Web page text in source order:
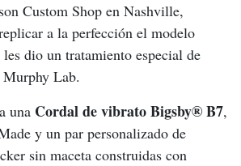
Custom Shop en Nashville,
a la perfección el modelo
dio un tratamiento especial de
Lab.
una Cordal de vibrato Bigsby® B7,
y un par personalizado de
sin maceta construidas con